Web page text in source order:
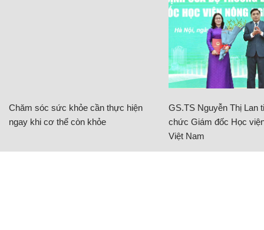
Chăm sóc sức khỏe cần thực hiện
ngay khi cơ thể còn khỏe
GS.TS Nguyễn Thị Lan
chức Giám đốc Học
Việt Nam